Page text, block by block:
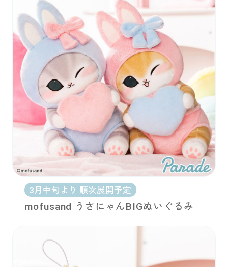
3月中旬より 順次展開予定
mofusand うさにゃんBIGぬいぐるみ